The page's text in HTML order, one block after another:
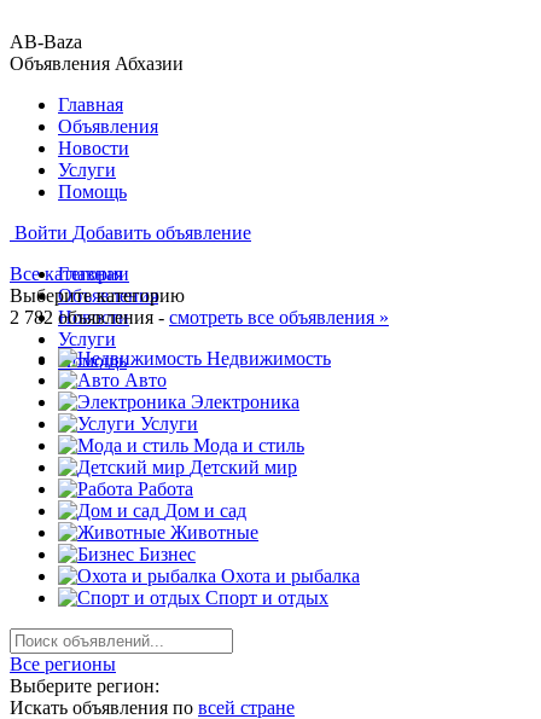
AB-Baza
Объявления Абхазии
Главная
Объявления
Новости
Услуги
Помощь
Войти Добавить объявление
Главная
Объявления
Новости
Услуги
Помощь
Все категории
Выберите категорию
2 782 объявления - смотреть все объявления »
Недвижимость
Авто
Электроника
Услуги
Мода и стиль
Детский мир
Работа
Дом и сад
Животные
Бизнес
Охота и рыбалка
Спорт и отдых
Все регионы
Выберите регион:
Искать объявления по всей стране